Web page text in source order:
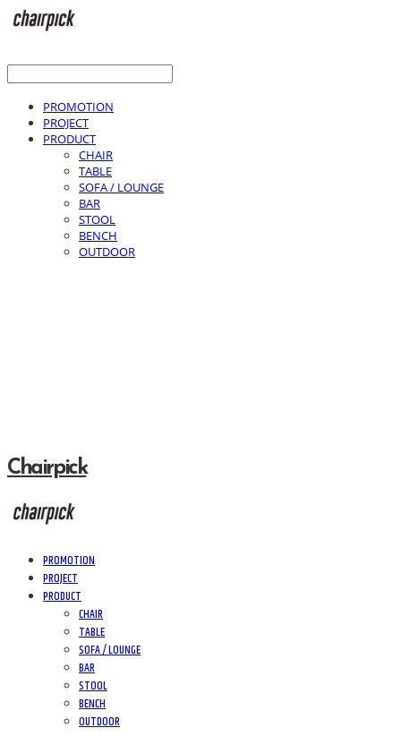
PROMOTION
PROJECT
PRODUCT
CHAIR
TABLE
SOFA / LOUNGE
BAR
STOOL
BENCH
OUTDOOR
Chairpick
PROMOTION
PROJECT
PRODUCT
CHAIR
TABLE
SOFA / LOUNGE
BAR
STOOL
BENCH
OUTDOOR